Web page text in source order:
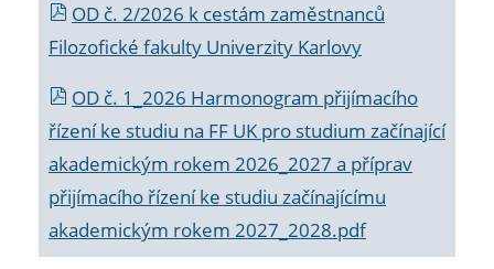
OD č. 2/2026 k cestám zaměstnanců
Filozofické fakulty Univerzity Karlovy
OD č. 1_2026 Harmonogram přijímacího
řízení ke studiu na FF UK pro studium začínající
akademickým rokem 2026_2027 a příprav
přijímacího řízení ke studiu začínajícímu
akademickým rokem 2027_2028.pdf